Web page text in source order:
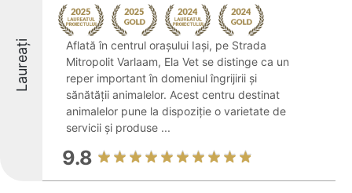
Laureați
Aflată în centrul orașului Iași, pe Strada
Mitropolit Varlaam, Ela Vet se distinge ca un
reper important în domeniul îngrijirii și
sănătății animalelor. Acest centru destinat
animalelor pune la dispoziție o varietate de
servicii și produse ...
9.8